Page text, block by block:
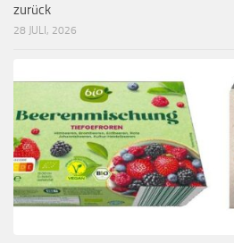
zurück
28 JULI, 2026